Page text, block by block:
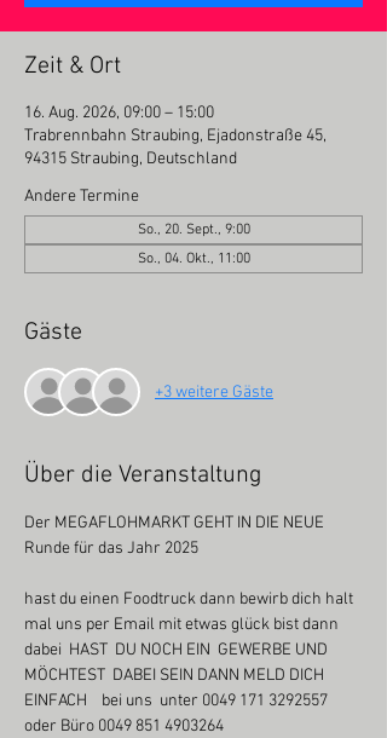
Zeit & Ort
16. Aug. 2026, 09:00 – 15:00
Trabrennbahn Straubing, Ejadonstraße 45,
94315 Straubing, Deutschland
Andere Termine
So., 20. Sept., 9:00
So., 04. Okt., 11:00
Gäste
+3 weitere Gäste
Über die Veranstaltung
Der MEGAFLOHMARKT GEHT IN DIE NEUE
Runde für das Jahr 2025
hast du einen Foodtruck dann bewirb dich halt
mal uns per Email mit etwas glück bist dann
dabei  HAST  DU NOCH EIN  GEWERBE UND
MÖCHTEST  DABEI SEIN DANN MELD DICH
EINFACH    bei uns  unter 0049 171 3292557
oder Büro 0049 851 4903264